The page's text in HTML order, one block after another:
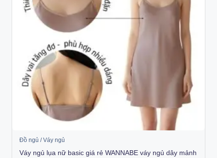
Đồ ngủ / Váy ngủ
Váy ngủ lụa nữ basic giá rẻ WANNABE váy ngủ dây mảnh